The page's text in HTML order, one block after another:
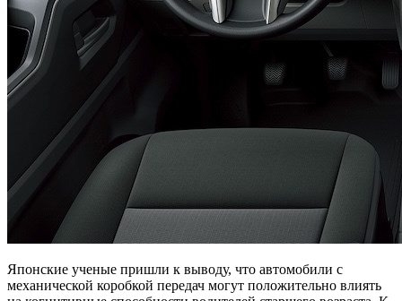
Японские ученые пришли к выводу, что автомобили с
механической коробкой передач могут положительно влиять